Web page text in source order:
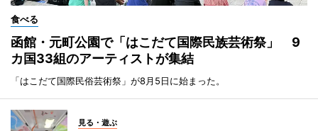
食べる
函館・元町公園で「はこだて国際民族芸術祭」 9
カ国33組のアーティストが集結
「はこだて国際民俗芸術祭」が8月5日に始まった。
見る・遊ぶ